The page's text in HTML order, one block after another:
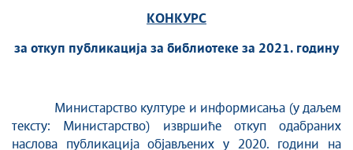
КОНКУРС
за откуп публикација за библиотеке за 2021. годину
Министарство културе и информисања (у даљем
тексту: Министарство) извршиће откуп одабраних
наслова публикација објављених у 2020. години на